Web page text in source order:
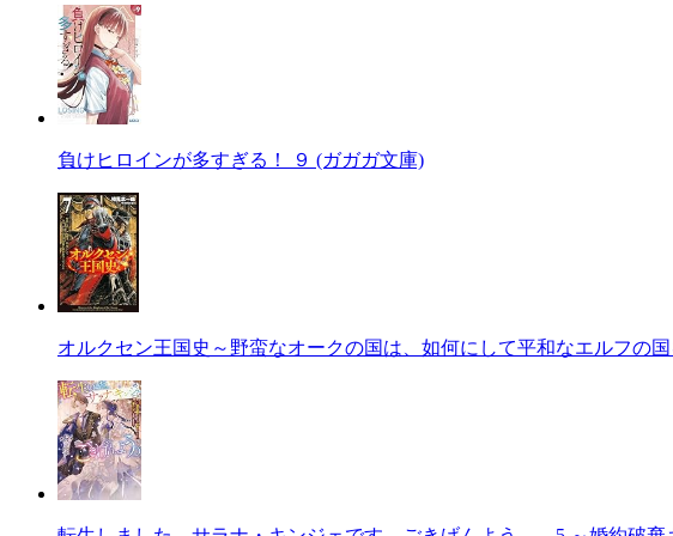
負けヒロインが多すぎる！ ９ (ガガガ文庫)
オルクセン王国史～野蛮なオークの国は、如何にして平和なエルフの